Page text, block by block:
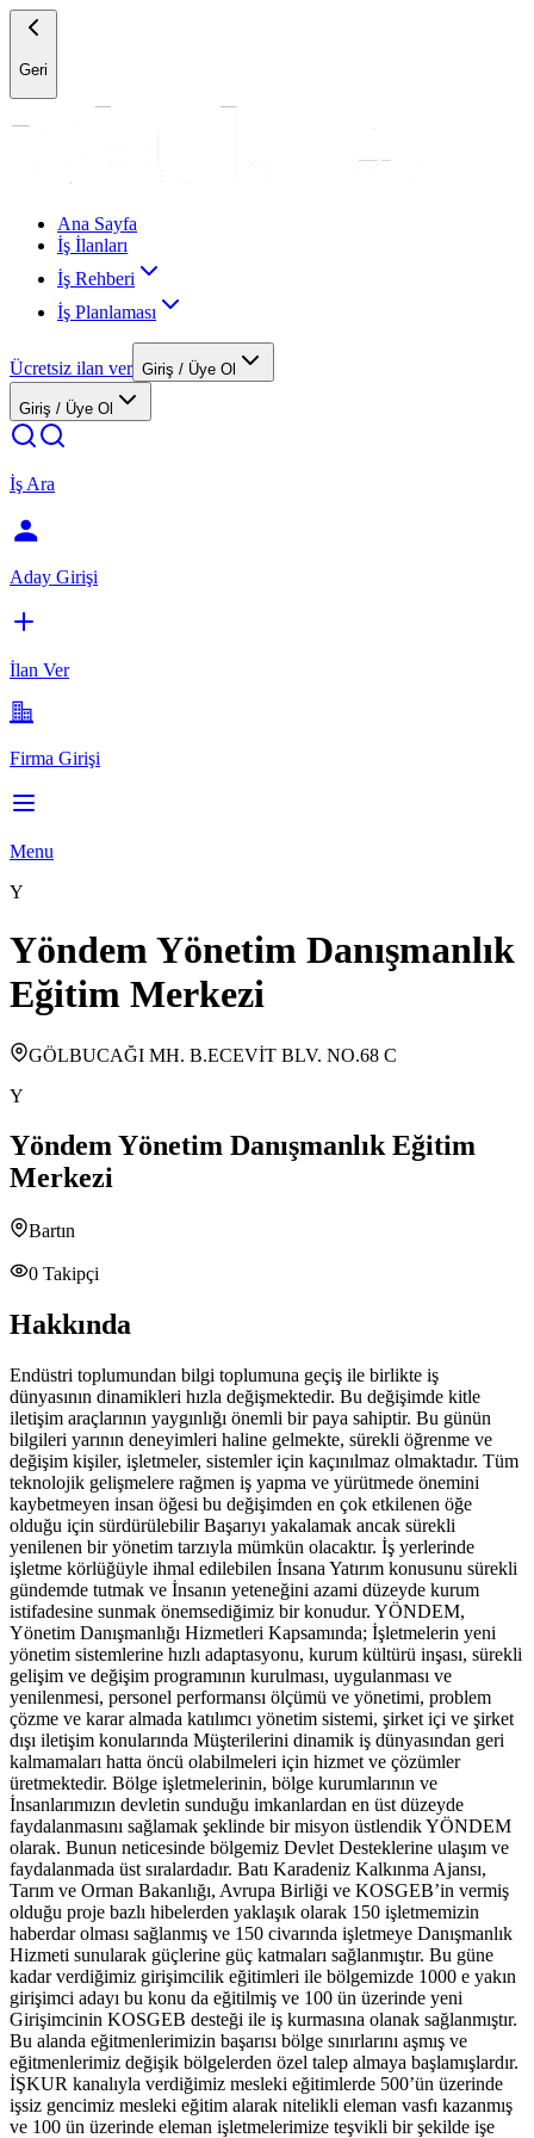
Geri
Ana Sayfa
İş İlanları
İş Rehberi
İş Planlaması
Ücretsiz ilan ver Giriş / Üye Ol
Giriş / Üye Ol
İş Ara
Aday Girişi
İlan Ver
Firma Girişi
Menu
Y
Yöndem Yönetim Danışmanlık
Eğitim Merkezi
GÖLBUCAĞI MH. B.ECEVİT BLV. NO.68 C
Y
Yöndem Yönetim Danışmanlık Eğitim
Merkezi
Bartın
0 Takipçi
Hakkında
Endüstri toplumundan bilgi toplumuna geçiş ile birlikte iş
dünyasının dinamikleri hızla değişmektedir. Bu değişimde kitle
iletişim araçlarının yaygınlığı önemli bir paya sahiptir. Bu günün
bilgileri yarının deneyimleri haline gelmekte, sürekli öğrenme ve
değişim kişiler, işletmeler, sistemler için kaçınılmaz olmaktadır. Tüm
teknolojik gelişmelere rağmen iş yapma ve yürütmede önemini
kaybetmeyen insan öğesi bu değişimden en çok etkilenen öğe
olduğu için sürdürülebilir Başarıyı yakalamak ancak sürekli
yenilenen bir yönetim tarzıyla mümkün olacaktır. İş yerlerinde
işletme körlüğüyle ihmal edilebilen İnsana Yatırım konusunu sürekli
gündemde tutmak ve İnsanın yeteneğini azami düzeyde kurum
istifadesine sunmak önemsediğimiz bir konudur. YÖNDEM,
Yönetim Danışmanlığı Hizmetleri Kapsamında; İşletmelerin yeni
yönetim sistemlerine hızlı adaptasyonu, kurum kültürü inşası, sürekli
gelişim ve değişim programının kurulması, uygulanması ve
yenilenmesi, personel performansı ölçümü ve yönetimi, problem
çözme ve karar almada katılımcı yönetim sistemi, şirket içi ve şirket
dışı iletişim konularında Müşterilerini dinamik iş dünyasından geri
kalmamaları hatta öncü olabilmeleri için hizmet ve çözümler
üretmektedir. Bölge işletmelerinin, bölge kurumlarının ve
İnsanlarımızın devletin sunduğu imkanlardan en üst düzeyde
faydalanmasını sağlamak şeklinde bir misyon üstlendik YÖNDEM
olarak. Bunun neticesinde bölgemiz Devlet Desteklerine ulaşım ve
faydalanmada üst sıralardadır. Batı Karadeniz Kalkınma Ajansı,
Tarım ve Orman Bakanlığı, Avrupa Birliği ve KOSGEB’in vermiş
olduğu proje bazlı hibelerden yaklaşık olarak 150 işletmemizin
haberdar olması sağlanmış ve 150 civarında işletmeye Danışmanlık
Hizmeti sunularak güçlerine güç katmaları sağlanmıştır. Bu güne
kadar verdiğimiz girişimcilik eğitimleri ile bölgemizde 1000 e yakın
girişimci adayı bu konu da eğitilmiş ve 100 ün üzerinde yeni
Girişimcinin KOSGEB desteği ile iş kurmasına olanak sağlanmıştır.
Bu alanda eğitmenlerimizin başarısı bölge sınırlarını aşmış ve
eğitmenlerimiz değişik bölgelerden özel talep almaya başlamışlardır.
İŞKUR kanalıyla verdiğimiz mesleki eğitimlerde 500’ün üzerinde
işsiz gencimiz mesleki eğitim alarak nitelikli eleman vasfı kazanmış
ve 100 ün üzerinde eleman işletmelerimize teşvikli bir şekilde işe